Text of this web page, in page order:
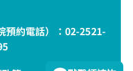
約電話）： 02-2521-